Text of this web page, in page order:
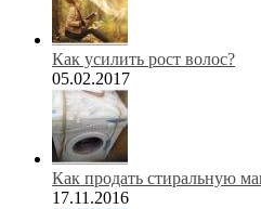
Как усилить рост волос?
05.02.2017
Как продать стиральную
17.11.2016